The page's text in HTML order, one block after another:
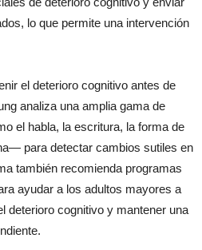
lo que permite una intervención
el deterioro cognitivo antes de
analiza una amplia gama de
el habla, la escritura, la forma de
para detectar cambios sutiles en
también recomienda programas
ayudar a los adultos mayores a
deterioro cognitivo y mantener una